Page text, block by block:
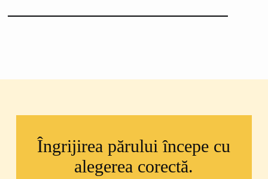
Îngrijirea părului începe cu
alegerea corectă.